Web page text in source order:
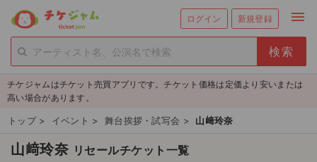
ログイン 新規登録 menu
person_add 新規会員登録
チケットを探す
新着チケット
値下げしたチケット
チケジャムはチケット売買アプリです。チケット価格は定価より安いまたは
高い場合があります。
トップ > イベント > 舞台挨拶・試写会 > 山﨑玲奈
山﨑玲奈 リセールチケット一覧